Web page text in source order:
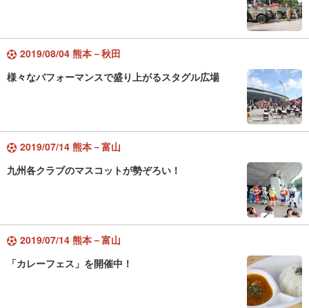
2019/08/04 熊本－秋田
様々なパフォーマンスで盛り上がるスタグル広場
2019/07/14 熊本－富山
九州各クラブのマスコットが勢ぞろい！
2019/07/14 熊本－富山
「カレーフェス」を開催中！